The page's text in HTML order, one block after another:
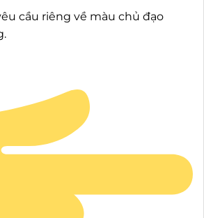
cầu riêng về màu chủ đạo